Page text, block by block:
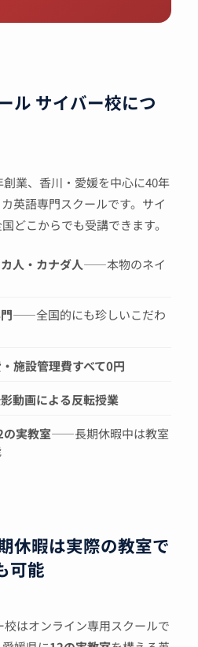
ル サイバー校につ
業、香川・愛媛を中心に40年
英語専門スクールです。サイ
どこからでも受講できます。
人・カナダ人——本物のネイ
——全国的にも珍しいこだわ
施設管理費すべて0円
動画による反転授業
実教室——長期休暇中は教室
休暇は実際の教室で
可能
はオンライン専用スクールで